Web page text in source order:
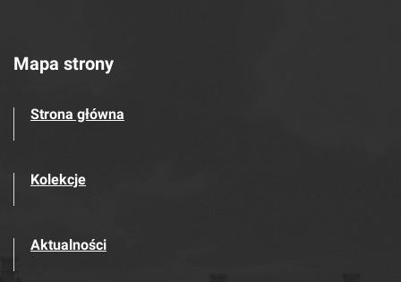
Mapa strony
Strona główna
Kolekcje
Aktualności